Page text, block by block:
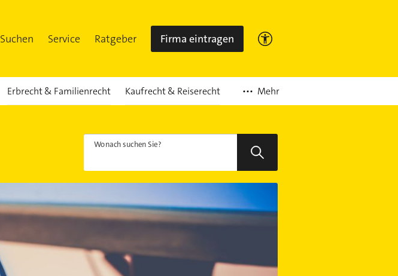
Suchen Service Ratgeber Firma eintragen
Erbrecht & Familienrecht Kaufrecht & Reiserecht Mehr
Wonach suchen Sie?